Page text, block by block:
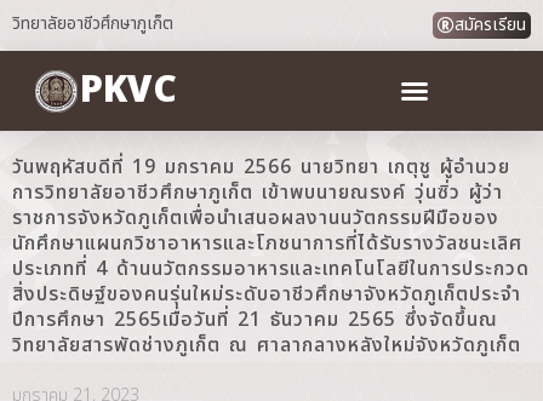
วิทยาลัยอาชีวศึกษาภูเก็ต สมัครเรียน
PKVC
วันพฤหัสบดีที่ 19 มกราคม 2566 นายวิทยา เกตุชู ผู้อำนวย
การวิทยาลัยอาชีวศึกษาภูเก็ต เข้าพบนายณรงค์ วุ่นซิ่ว ผู้ว่า
ราชการจังหวัดภูเก็ตเพื่อนำเสนอผลงานนวัตกรรมฝีมือของ
นักศึกษาแผนกวิชาอาหารและโภชนาการที่ได้รับรางวัลชนะเลิศ
ประเภทที่ 4 ด้านนวัตกรรมอาหารและเทคโนโลยีในการประกวด
สิ่งประดิษฐ์ของคนรุ่นใหม่ระดับอาชีวศึกษาจังหวัดภูเก็ตประจำ
ปีการศึกษา 2565เมื่อวันที่ 21 ธันวาคม 2565 ซึ่งจัดขึ้นณ
วิทยาลัยสารพัดช่างภูเก็ต ณ ศาลากลางหลังใหม่จังหวัดภูเก็ต